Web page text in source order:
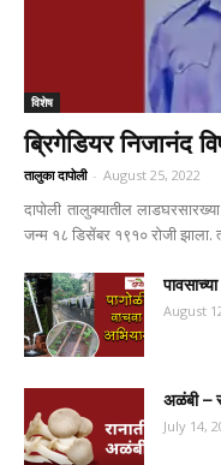
विशेष
ब्रिगेडियर निजानंद
तालुका दापोली - August 25, 2022
दापोली तालुक्यातील
जन्म १८ डिसेंबर १९१० रोजी झाला.
August
अळंबी –
July 14,